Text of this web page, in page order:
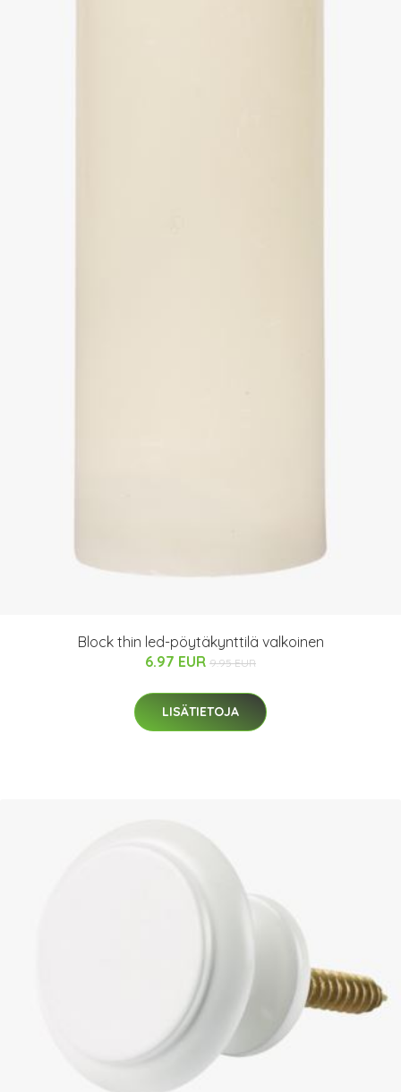
Block thin led-pöytäkynttilä valkoinen
6.97 EUR 9.95 EUR
LISÄTIETOJA